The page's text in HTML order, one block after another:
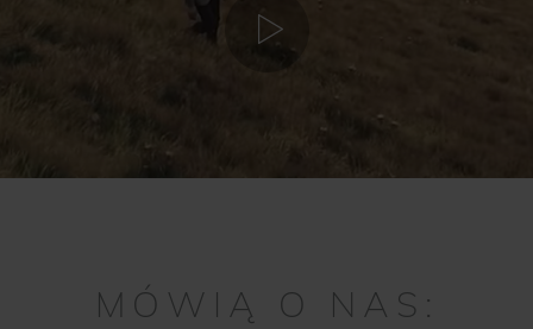
MÓWIĄ O NAS: